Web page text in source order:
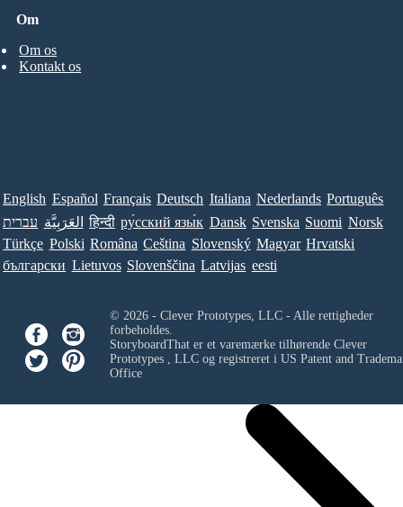
Om
Om os
Kontakt os
English Español Français Deutsch Italiana Nederlands Português
עברית العَرَبِيَّة हिन्दी ру́сский язы́к Dansk Svenska Suomi Norsk
Türkçe Polski Româna Ceština Slovenský Magyar Hrvatski
български Lietuvos Slovenščina Latvijas eesti
© 2026 - Clever Prototypes, LLC - Alle rettigheder
forbeholdes.
StoryboardThat er et varemærke tilhørende Clever
Prototypes , LLCog registreret i US Patent and
Office